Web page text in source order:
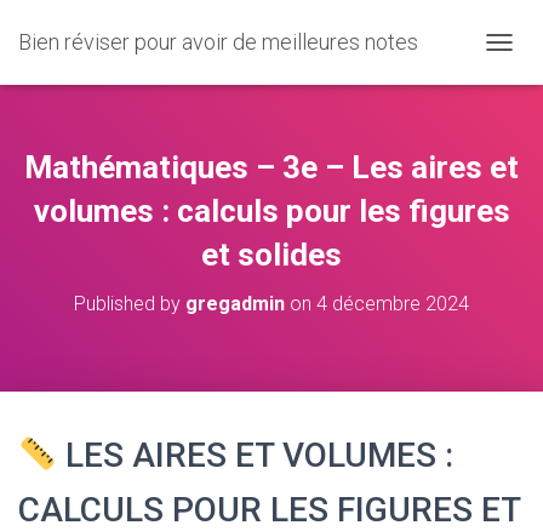
Bien réviser pour avoir de meilleures notes
U
R
F
G
A
Mathématiques – 3e – Les aires et
volumes : calculs pour les figures
et solides
Published by gregadmin on 4 décembre 2024
LES AIRES ET VOLUMES :
CALCULS POUR LES FIGURES ET